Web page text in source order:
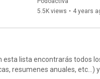
5.5K views • 4 years
esta lista encontrarás todos
resumenes anuales, etc...) y